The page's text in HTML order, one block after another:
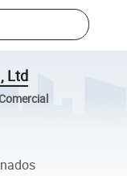
Ltd